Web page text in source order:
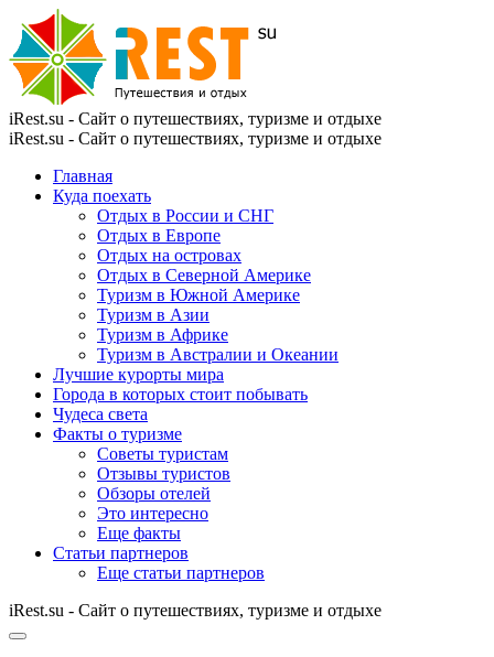
iRest.su - Сайт о путешествиях, туризме и отдыхе
iRest.su - Сайт о путешествиях, туризме и отдыхе
Главная
Куда поехать
Отдых в России и СНГ
Отдых в Европе
Отдых на островах
Отдых в Северной Америке
Туризм в Южной Америке
Туризм в Азии
Туризм в Африке
Туризм в Австралии и Океании
Лучшие курорты мира
Города в которых стоит побывать
Чудеса света
Факты о туризме
Советы туристам
Отзывы туристов
Обзоры отелей
Это интересно
Еще факты
Статьи партнеров
Еще статьи партнеров
iRest.su - Сайт о путешествиях, туризме и отдыхе